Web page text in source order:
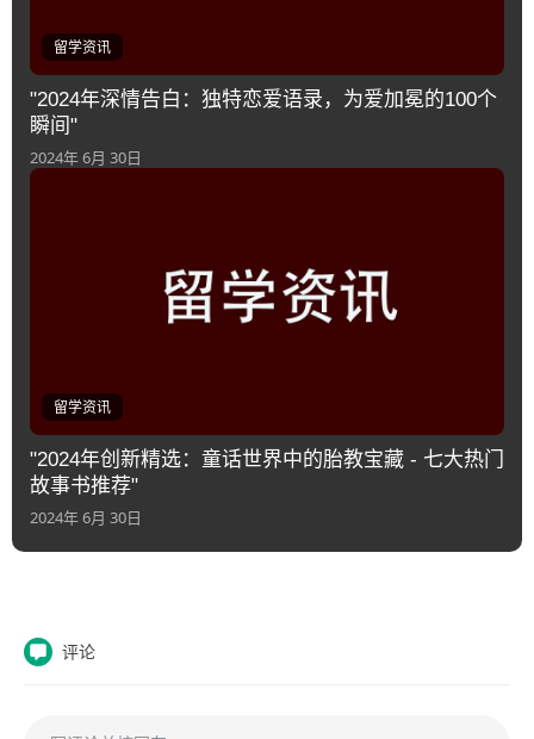
留学资讯
"2024年深情告白：独特恋爱语录，为爱加冕的100个
瞬间"
2024年 6月 30日
留学资讯
"2024年创新精选：童话世界中的胎教宝藏 - 七大热门
故事书推荐"
2024年 6月 30日
评论